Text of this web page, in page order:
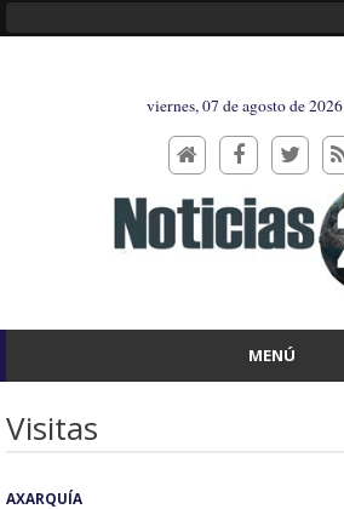
viernes, 07 de agosto de 2026
MENÚ
Visitas
AXARQUÍA